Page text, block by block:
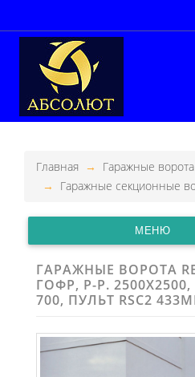
Главная
Гаражные ворота
Гаражные секционные
МЕНЮ
ГАРАЖНЫЕ ВОРОТА
ГОФР, Р-Р.
700, ПУЛЬТ RSC2